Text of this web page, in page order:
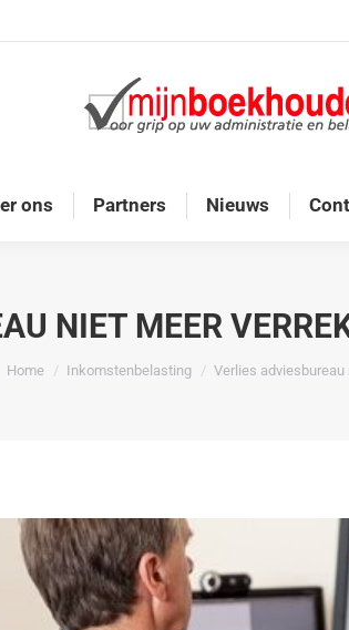
ons Partners Nieuws
NIET MEER
Je bent hier:
Home Inkomstenbelasting Verlies
Home Diensten Onze